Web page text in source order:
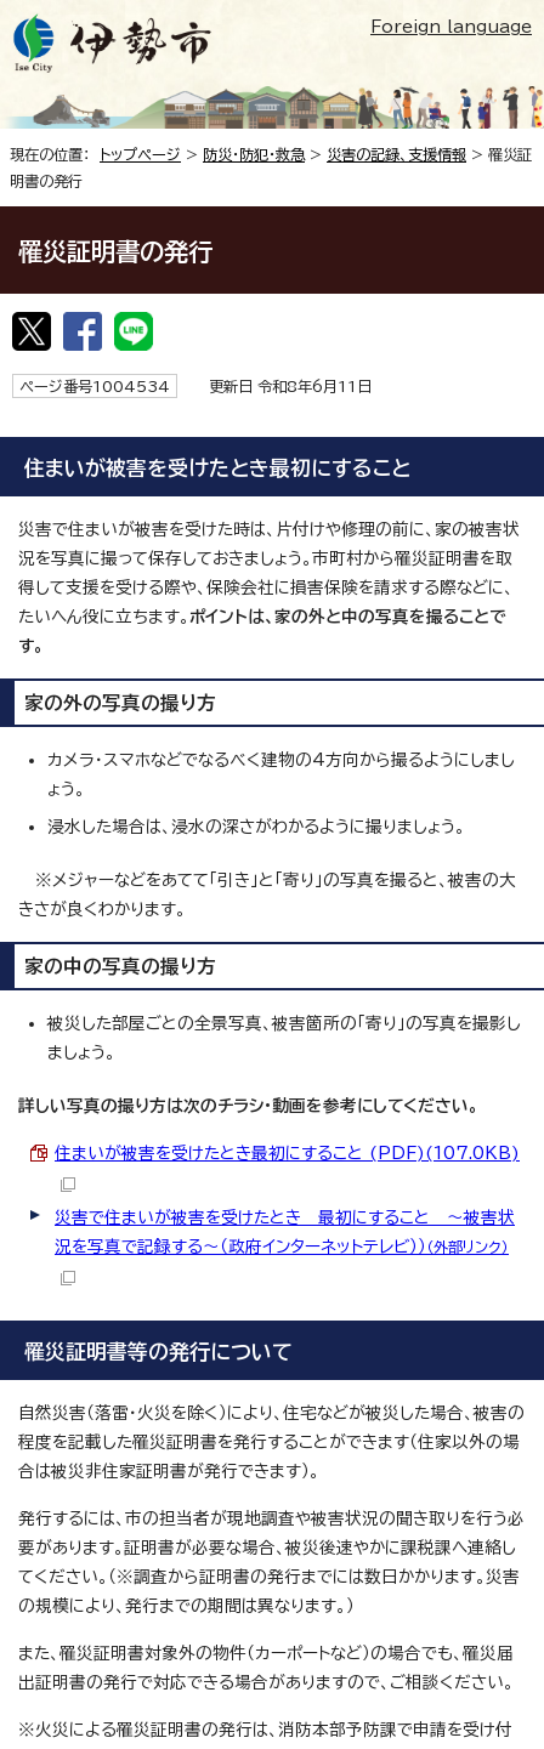
Foreign language
現在の位置： トップページ > 防災・防犯・救急 > 災害の記録、支援情報 > 罹災証
明書の発行
罹災証明書の発行
ページ番号1004534 更新日 令和8年6月11日
住まいが被害を受けたとき最初にすること
災害で住まいが被害を受けた時は、片付けや修理の前に、家の被害状
況を写真に撮って保存しておきましょう。市町村から罹災証明書を取
得して支援を受ける際や、保険会社に損害保険を請求する際などに、
たいへん役に立ちます。 ポイントは、家の外と中の写真を撮ることで
す。
家の外の写真の撮り方
カメラ・スマホなどでなるべく建物の4方向から撮るようにしまし
ょう。
浸水した場合は、浸水の深さがわかるように撮りましょう。
※メジャーなどをあてて「引き」と「寄り」の写真を撮ると、被害の大
きさが良くわかります。
家の中の写真の撮り方
被災した部屋ごとの全景写真、被害箇所の「寄り」の写真を撮影し
ましょう。
詳しい写真の撮り方は次のチラシ・動画を参考にしてください。
住まいが被害を受けたとき最初にすること (PDF)(107.0KB)
災害で住まいが被害を受けたとき 最初にすること ～被害状
況を写真で記録する～（政府インターネットテレビ）） （外部リンク）
罹災証明書等の発行について
自然災害（落雷・火災を除く）により、住宅などが被災した場合、被害の
程度を記載した罹災証明書を発行することができます（住家以外の場
合は被災非住家証明書が発行できます）。
発行するには、市の担当者が現地調査や被害状況の聞き取りを行う必
要があります。証明書が必要な場合、被災後速やかに課税課へ連絡し
てください。（※調査から証明書の発行までには数日かかります。災害
の規模により、発行までの期間は異なります。）
また、罹災証明書対象外の物件（カーポートなど）の場合でも、罹災届
出証明書の発行で対応できる場合がありますので、ご相談ください。
※火災による罹災証明書の発行は、消防本部予防課で申請を受け付